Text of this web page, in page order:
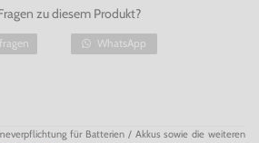
zu diesem Produkt?
WhatsApp
für Batterien / Akkus sowie die weiteren